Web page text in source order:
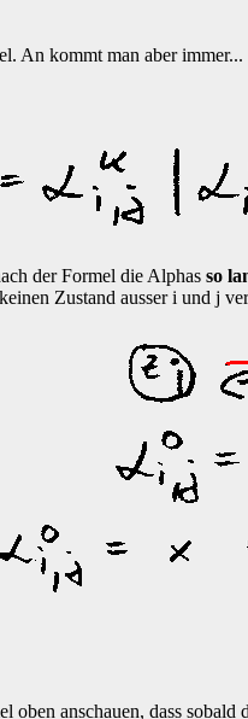
An kommt man aber immer...
der Formel die Alphas so
Zustand ausser i und j
oben anschauen, dass sobald